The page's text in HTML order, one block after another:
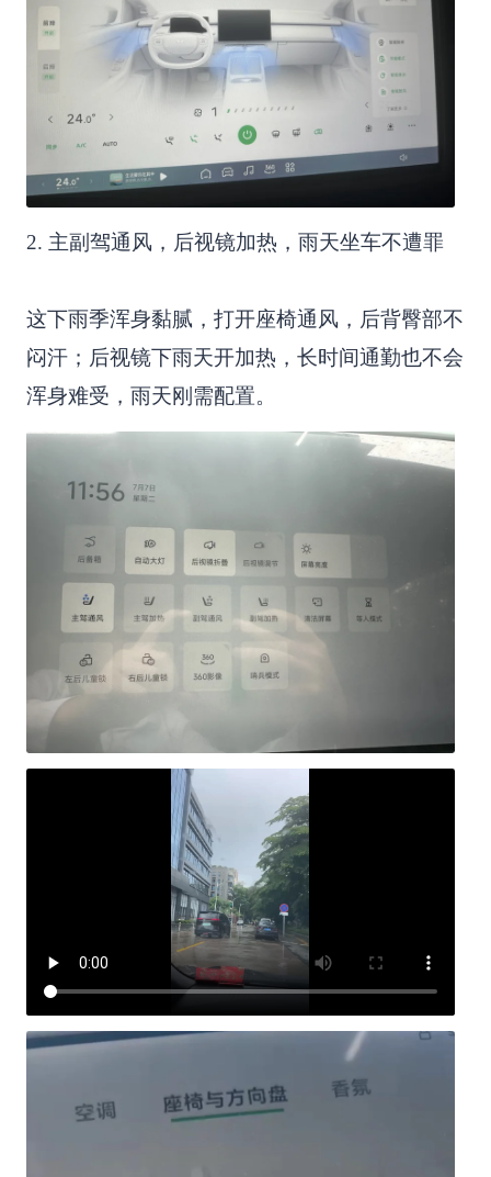
2. 主副驾通风，后视镜加热，雨天坐车不遭罪
这下雨季浑身黏腻，打开座椅通风，后背臀部不
闷汗；后视镜下雨天开加热，长时间通勤也不会
浑身难受，雨天刚需配置。